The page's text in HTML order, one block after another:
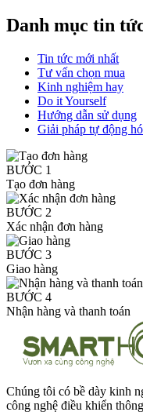
Danh mục tin
Tin tức mới nhất
Tư vấn chọn mua
Kinh nghiệm hay
Do it Yourself
Hướng dẫn sử dụng
Giải pháp tự động
BƯỚC 1
Tạo đơn hàng
BƯỚC 2
Xác nhận đơn hàng
BƯỚC 3
Giao hàng
BƯỚC 4
Nhận hàng và thanh toán
Chúng tôi có bề dày kinh
công nghệ điều khiển